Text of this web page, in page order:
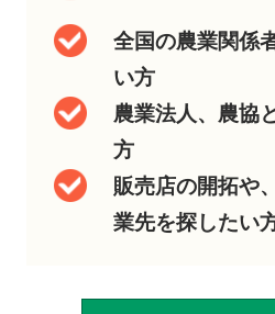
全国の農業関係
い方
農業法人、農協
方
販売店の開拓や
業先を探したい